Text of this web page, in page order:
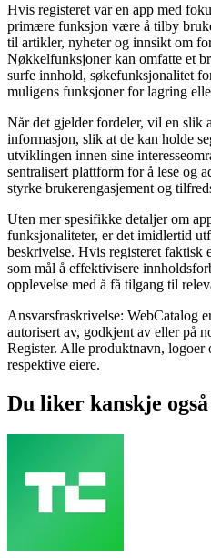
Hvis registeret var en app med
primære funksjon være å tilby
til artikler, nyheter og innsikt om
Nøkkelfunksjoner kan omfatte et
surfe innhold, søkefunksjonalitet
muligens funksjoner for lagring
Når det gjelder fordeler, vil en slik
informasjon, slik at de kan holde
utviklingen innen sine
sentralisert plattform for å lese og
styrke brukerengasjement og
Uten mer spesifikke detaljer om
funksjonaliteter, er det imidlertid
beskrivelse. Hvis registeret faktisk
som mål å effektivisere
opplevelse med å få tilgang til
Ansvarsfraskrivelse: WebCatalog
autorisert av, godkjent av eller på
Register. Alle produktnavn, logoer
respektive eiere.
Du liker kanskje også